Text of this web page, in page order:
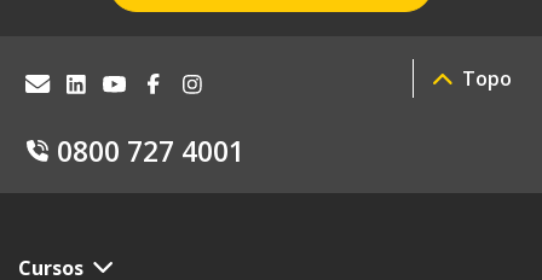
0800 727 4001
Topo
Cursos